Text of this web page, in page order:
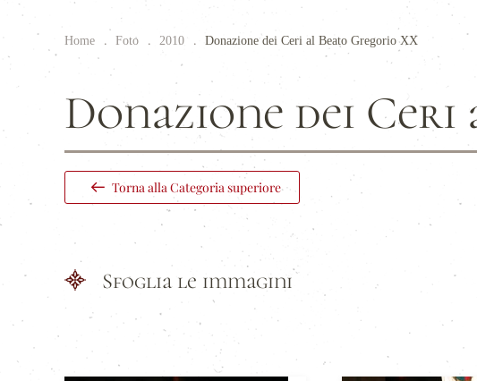
Home Foto 2010 Donazione dei Ceri al Beato Gregorio XX
Donazione dei
Torna alla Categoria superiore
Sfoglia le immagini